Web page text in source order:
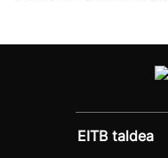
EITB taldea